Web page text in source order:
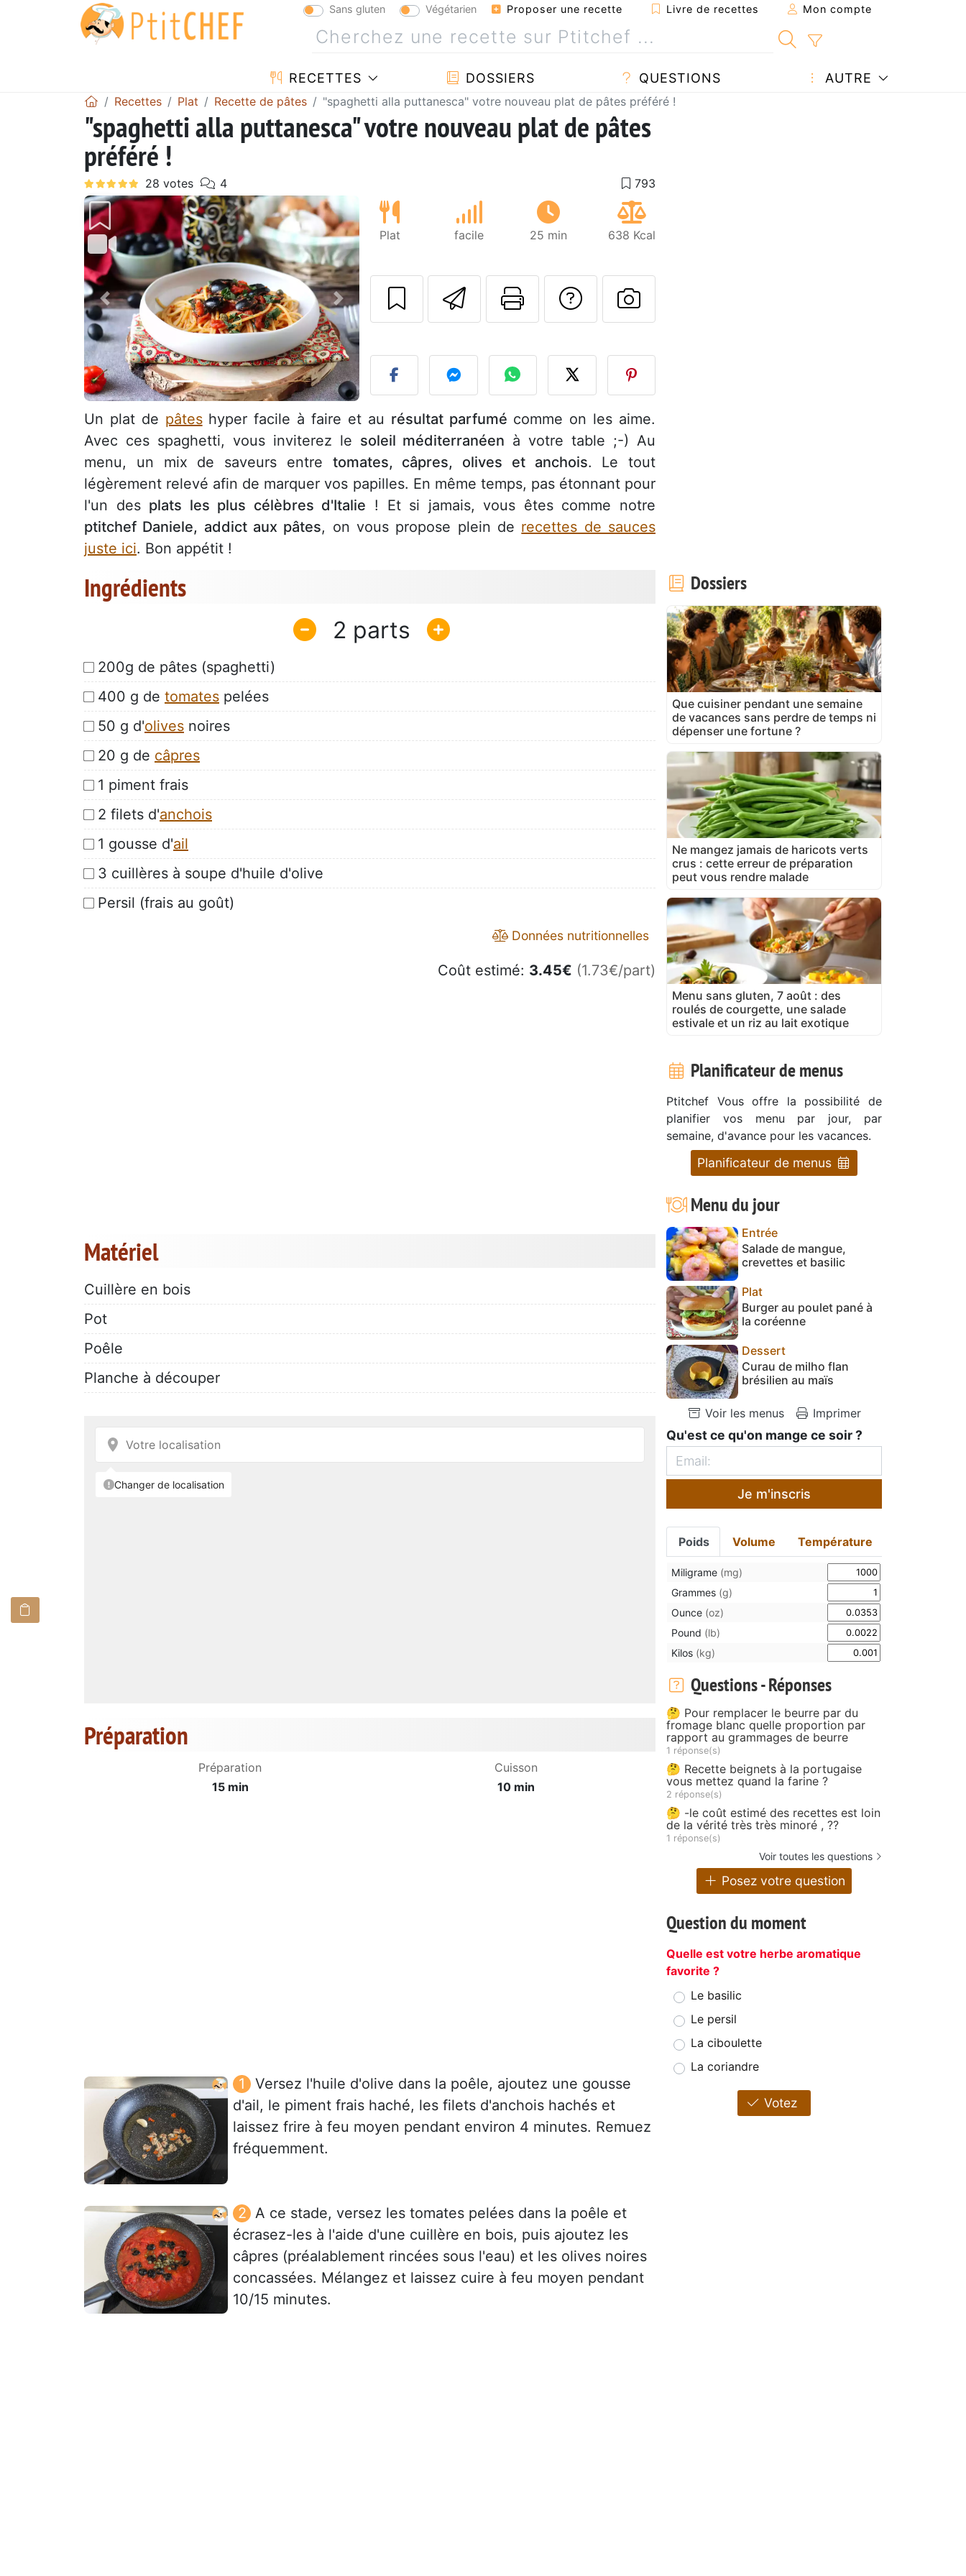
Sans gluten Végétarien Proposer une recette Livre de recettes Mon compte
RECETTES DOSSIERS QUESTIONS AUTRE
Recettes Plat Recette de pâtes "spaghetti alla puttanesca" votre nouveau plat de pâtes préféré !
"spaghetti alla puttanesca" votre nouveau plat de pâtes
préféré !
Précédent Suivant
Plat facile 25 min 638 Kcal
Envoyer cette recette à un ami
Imprimer cette page
Poser une question à l'auteur
Publier votre photo de cette
Un plat de pâteshyper facile à faire et au résultat parfumé comme on les aime.
Avec ces spaghetti, vous inviterez le soleil méditerranéen à votre table ;-) Au
menu, un mix de saveurs entre tomates, câpres, olives et anchois. Le tout
légèrement relevé afin de marquer vos papilles. En même temps, pas étonnant pour
l'un des plats les plus célèbres d'Italie ! Et si jamais, vous êtes comme notre
ptitchef Daniele, addict aux pâtes, on vous propose plein de recettes de sauces
juste ici. Bon appétit !
Ingrédients
2
200g de pâtes (spaghetti)
400 g de tomates pelées
50 g d'olives noires
20 g de câpres
1 piment frais
2 filets d'anchois
1 gousse d'ail
3 cuillères à soupe d'huile d'olive
Persil (frais au goût)
Données nutritionnelles
Coût estimé: 3.45€ (1.73€/part)
Matériel
Cuillère en bois
Pot
Poêle
Planche à découper
Préparation
Préparation
15 min
Cuisson
10 min
Versez l'huile d'olive dans la poêle, ajoutez une gousse
d'ail, le piment frais haché, les filets d'anchois hachés et
laissez frire à feu moyen pendant environ 4 minutes. Remuez
fréquemment.
A ce stade, versez les tomates pelées dans la poêle et
écrasez-les à l'aide d'une cuillère en bois, puis ajoutez les
câpres (préalablement rincées sous l'eau) et les olives noires
concassées. Mélangez et laissez cuire à feu moyen pendant
10/15 minutes.
Dossiers
Que cuisiner pendant une semaine
de vacances sans perdre de temps ni
dépenser une fortune ?
Ne mangez jamais de haricots verts
crus : cette erreur de préparation
peut vous rendre malade
Menu sans gluten, 7 août : des
roulés de courgette, une salade
estivale et un riz au lait exotique
Planificateur de menus
Ptitchef Vous offre la possibilité de
planifier vos menu par jour, par
semaine, d'avance pour les vacances.
Planificateur de menus
Menu du jour
Entrée
Salade de mangue,
crevettes et basilic
Plat
Burger au poulet pané à
la coréenne
Dessert
Curau de milho flan
brésilien au maïs
Voir les menus Imprimer
Qu'est ce qu'on mange ce soir ?
Je m'inscris
Poids Volume Température
Miligrame (mg)
Grammes (g)
Ounce (oz)
Pound (lb)
Kilos (kg)
Questions - Réponses
🤔 Pour remplacer le beurre par du
fromage blanc quelle proportion par
rapport au grammages de beurre
1 réponse(s)
🤔 Recette beignets à la portugaise
vous mettez quand la farine ?
2 réponse(s)
🤔 -le coût estimé des recettes est loin
de la vérité très très minoré , ??
1 réponse(s)
Voir toutes les questions
Posez votre question
Question du moment
Quelle est votre herbe aromatique
favorite ?
Le basilic
Le persil
La ciboulette
La coriandre
Votez